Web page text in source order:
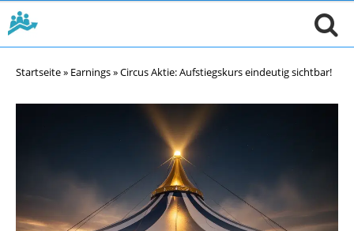
Startseite» Earnings»Circus Aktie: Aufstiegskurs eindeutig sichtbar!